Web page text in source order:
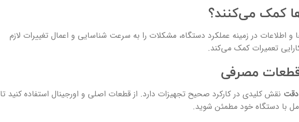
کمک می‌کنند؟
و اطلاعات در زمینه عملکرد دستگاه، مشکلات را به سرعت شناسایی و اعمال تغییرات لازم
تعمیرات کمک می‌کند.
مصرفی
نقش کلیدی در کارکرد صحیح تجهیزات دارد. از قطعات اصلی و اورجینال استفاده کنید تا
با دستگاه خود مطمئن شوید.